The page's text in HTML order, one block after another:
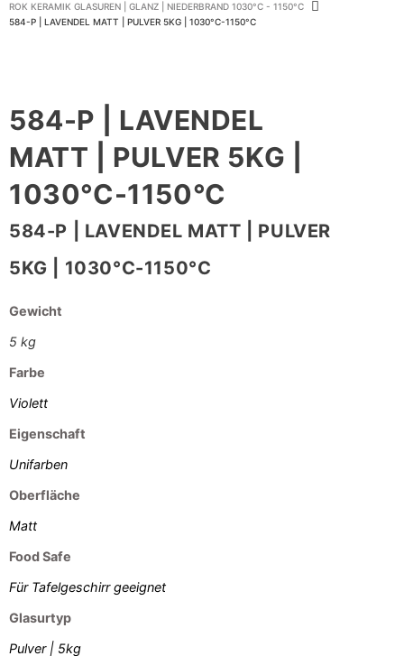
ROK KERAMIK GLASUREN | GLANZ | NIEDERBRAND 1030°C - 1150°C
584-P | LAVENDEL MATT | PULVER 5KG | 1030°C-1150°C
584-P | LAVENDEL
MATT | PULVER 5KG |
1030°C-1150°C
584-P | LAVENDEL MATT | PULVER
5KG | 1030°C-1150°C
Gewicht
5 kg
Farbe
Violett
Eigenschaft
Unifarben
Oberfläche
Matt
Food Safe
Für Tafelgeschirr geeignet
Glasurtyp
Pulver | 5kg